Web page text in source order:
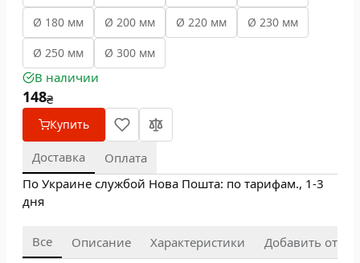
Ø 180 мм
Ø 200 мм Ø 220 мм
Ø 230 мм
Ø 250 мм
Ø 300 мм
В наличии
148₴
Купить
Доставка
Оплата
По Украине службой Нова Пошта: по тарифам., 1-3
дня
Все Описание Характеристики Добавить отзыв